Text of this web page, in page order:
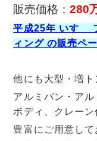
販売価格：280
平成25年 いすゞ
ィング の販売ペ
他にも大型・増ト
アルミバン・ア
ボディ、クレー
豊富にご用意して